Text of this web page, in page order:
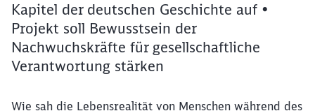
Kapitel der deutschen Geschichte auf •
Projekt soll Bewusstsein der
Nachwuchskräfte für gesellschaftliche
Verantwortung stärken
Wie sah die Lebensrealität von Menschen während des